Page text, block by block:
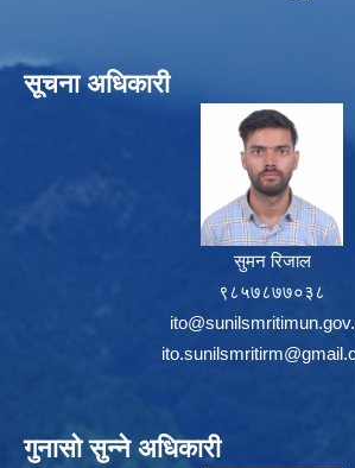
सूचना अधिकारी
सुमन रिजाल
९८५७८७७०३८
गुनासो सुन्ने अधिकारी